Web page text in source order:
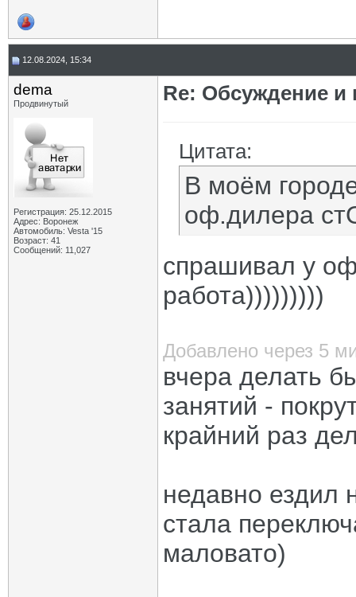
12.08.2024, 15:34
dema
Продвинутый
Регистрация: 25.12.2015
Адрес: Воронеж
Автомобиль: Vesta '15
Возраст: 41
Сообщений: 11,027
Re: Обсуждение
Цитата:
В моём
оф.дилера
спрашивал у
работа)))))))))
Добавлено через 5
вчера делать
занятий -
крайний раз
недавно ездил
стала
маловато)